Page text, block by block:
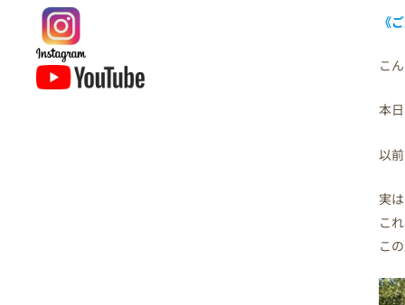
《
こ
本
以
実
こ
こ